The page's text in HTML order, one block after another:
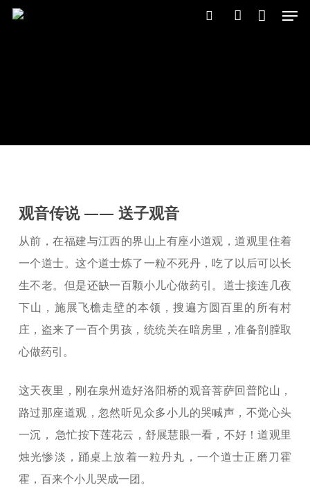
Skip
观音传说 —— 送子观音
从前，在福建与江西的界山上有座小道观，道观里住着
一个道士。这个道士炼了一粒不死丹，吃了以后可以长
生不老。但是还缺一百颗小儿心做药引。道士接连几夜
下山，施展飞檐走壁的本领，搜遍方圆百里的所有村
庄，盗来了一百个男孩，统统关在暗房里，准备剖膛取
心做药引。
这天夜里，刚在泉州造好洛阳桥的观音菩萨回普陀山，
路过那座道观，忽然听见众多小儿的哭喊声，不觉心头
一沉， 急忙按下莲花云，舒展慧眼一看，不好！道观里
烛光惨淡，踊桌上放着一粒丹丸，一个道士正磨刀霍
霍，百来个小儿哭成一团。